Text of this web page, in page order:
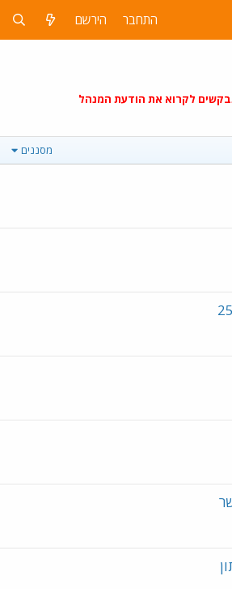
התחבר הירשם
לקרוא את הודעת המנהל
מסננים